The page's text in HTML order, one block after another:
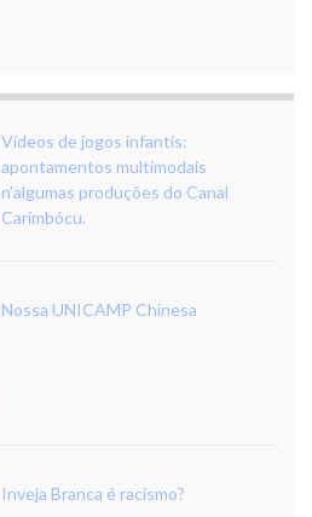
Vídeos de jogos infantis:
apontamentos multimodais
n’algumas produções do Canal
Carimbócu.
Nossa UNICAMP Chinesa
Inveja Branca é racismo?